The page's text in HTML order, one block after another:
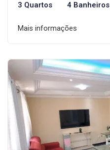
3 Quartos 4 Banheiros
Mais informações